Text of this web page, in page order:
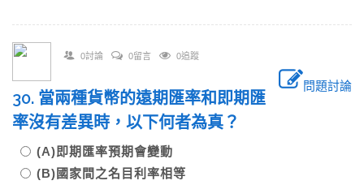
0討論 0留言 0追蹤
問題討論
30. 當兩種貨幣的遠期匯率和即期匯
率沒有差異時，以下何者為真？
(A)即期匯率預期會變動
(B)國家間之名目利率相等